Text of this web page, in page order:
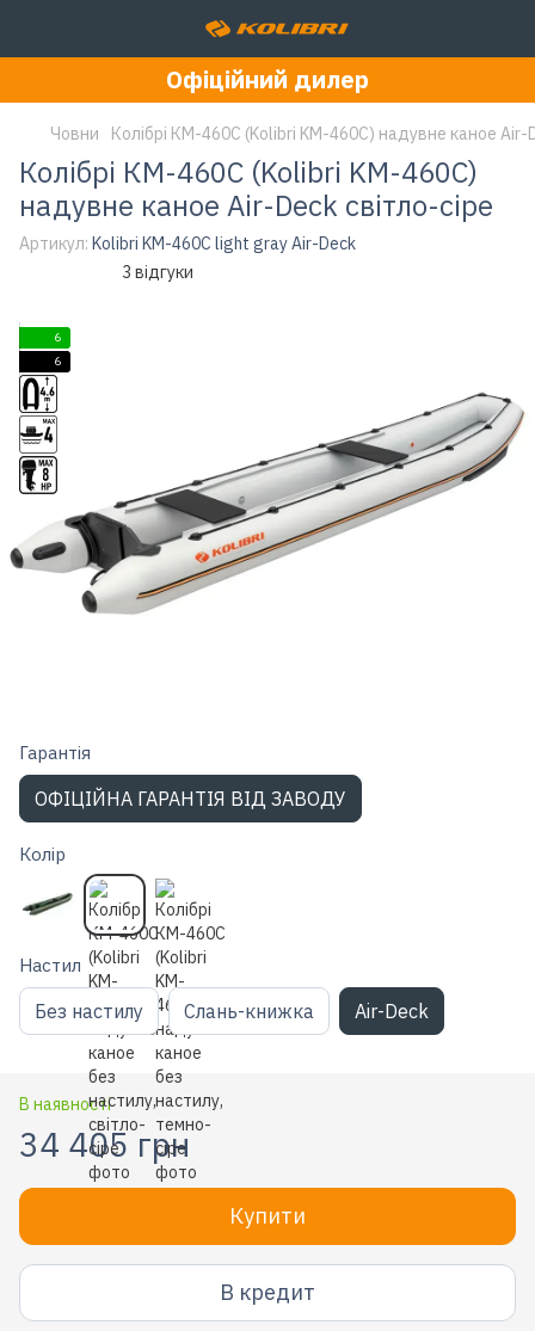
Офіційний дилер
Човни Колібрі КМ-460С (Kolibri KM-460C) надувне каное Air-
Колібрі КМ-460С (Kolibri KM-460C)
надувне каное Air-Deck світло-сіре
Артикул: Kolibri KM-460C light gray Air-Deck
3 відгуки
6
6
Гарантiя
ОФІЦІЙНА ГАРАНТІЯ ВІД ЗАВОДУ
Колір
Настил
Без настилу Слань-книжка Air-Deck
В наявності
34 405 грн
Купити
В кредит